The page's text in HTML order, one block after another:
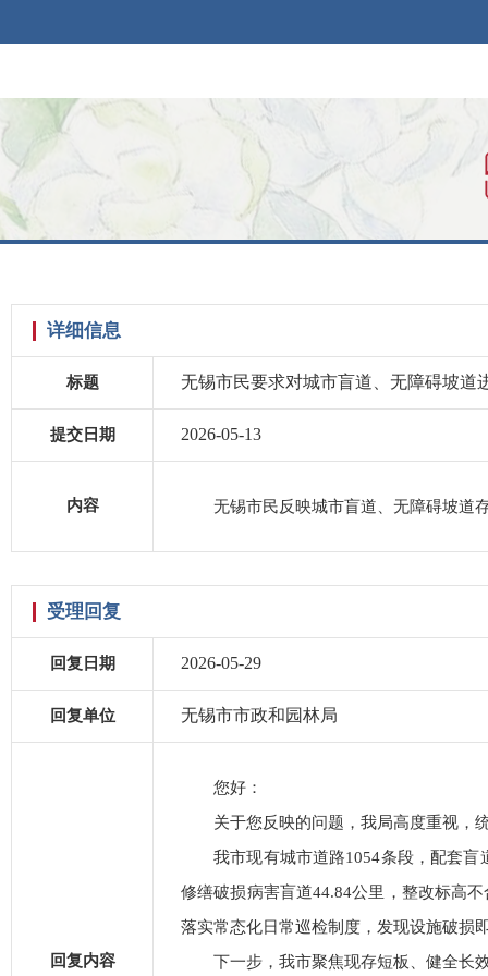
详细信息
标题 无锡市民要求对城市盲道、无障碍坡道
提交日期 2026-05-13
内容 无锡市民反映城市盲道、无障碍坡道
受理回复
回复日期 2026-05-29
回复单位 无锡市市政和园林局
回复内容
您好：
关于您反映的问题，我局高度重视，
我市现有城市道路1054条段，配套
修缮破损病害盲道44.84公里，整改标高
落实常态化日常巡检制度，发现设施破损
下一步，我市聚焦现存短板、健全长